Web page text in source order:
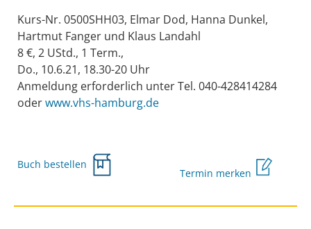
Kurs-Nr. 0500SHH03, Elmar Dod, Hanna Dunkel,
Hartmut Fanger und Klaus Landahl
8 €, 2 UStd., 1 Term.,
Do., 10.6.21, 18.30-20 Uhr
Anmeldung erforderlich unter Tel. 040-428414284
oderwww.vhs-hamburg.de
Buch bestellen
Termin merken